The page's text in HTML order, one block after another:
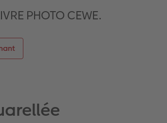
PHOTO CEWE.